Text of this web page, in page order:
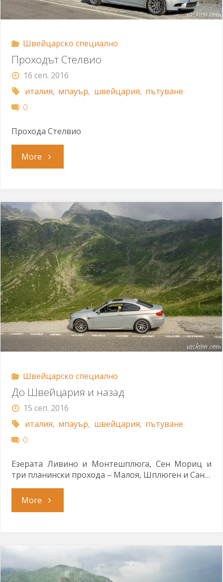
Швейцарско специално
Проходът Стелвио
16 сеп. 2016
италия, мпауър, швейцария, пътуване
0
Прохода Стелвио
More"Проходът
Швейцарско специално
До Швейцария и назад
15 сеп. 2016
италия, мпауър, швейцария, пътуване
0
Езерата Ливино и Монтешплюга, Сен Мориц и
три планински прохода – Малоя, Шплюген и Сан…
More"До
назад"